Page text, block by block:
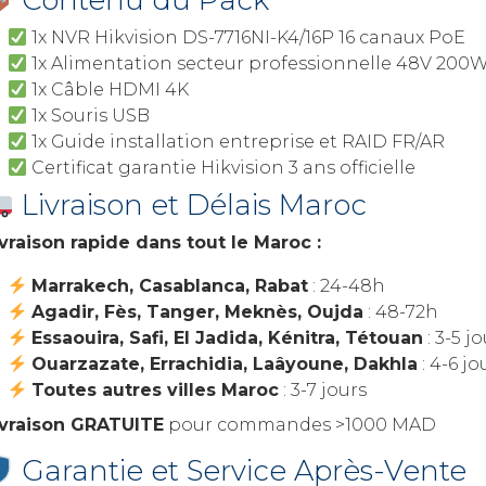
1x NVR Hikvision DS-7716NI-K4/16P 16 canaux PoE
1x Alimentation secteur professionnelle 48V
1x Câble HDMI 4K
1x Souris USB
1x Guide installation entreprise et RAID FR/AR
Certificat garantie Hikvision 3 ans officielle
Livraison et Délais Maroc
rapide dans tout le Maroc :
Marrakech, Casablanca, Rabat : 24-48h
Agadir, Fès, Tanger, Meknès, Oujda : 48-72h
Essaouira, Safi, El Jadida, Kénitra, Tétouan : 3-5
Ouarzazate, Errachidia, Laâyoune, Dakhla : 4-6
Toutes autres villes Maroc : 3-7 jours
GRATUITE pour commandes >1000 MAD
Garantie et Service Après-Vente